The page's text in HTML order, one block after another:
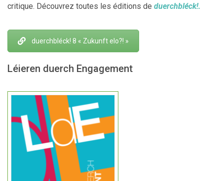
critique. Découvrez toutes les éditions de duerchbléck!.
duerchbléck! 8 « Zukunft elo?! »
Léieren duerch Engagement